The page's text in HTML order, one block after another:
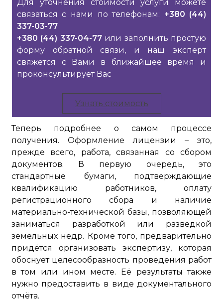
Для уточнения стоимости услуги можете
связаться с нами по телефонам: +380 (44)
337-03-77
+380 (44) 337-04-77или заполнить простую
форму обратной связи, и наш эксперт
свяжется с Вами в ближайшее время и
проконсультирует Вас
Узнать стоимость
Теперь подробнее о самом процессе
получения. Оформление лицензии – это,
прежде всего, работа, связанная со сбором
документов. В первую очередь, это
стандартные бумаги, подтверждающие
квалификацию работников, оплату
регистрационного сбора и наличие
материально-технической базы, позволяющей
заниматься разработкой или разведкой
земельных недр. Кроме того, предварительно
придётся организовать экспертизу, которая
обоснует целесообразность проведения работ
в том или ином месте. Её результаты также
нужно предоставить в виде документального
отчёта.